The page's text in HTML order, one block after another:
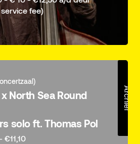
fee)
Archief
North Sea Round
solo ft. Thomas Pol